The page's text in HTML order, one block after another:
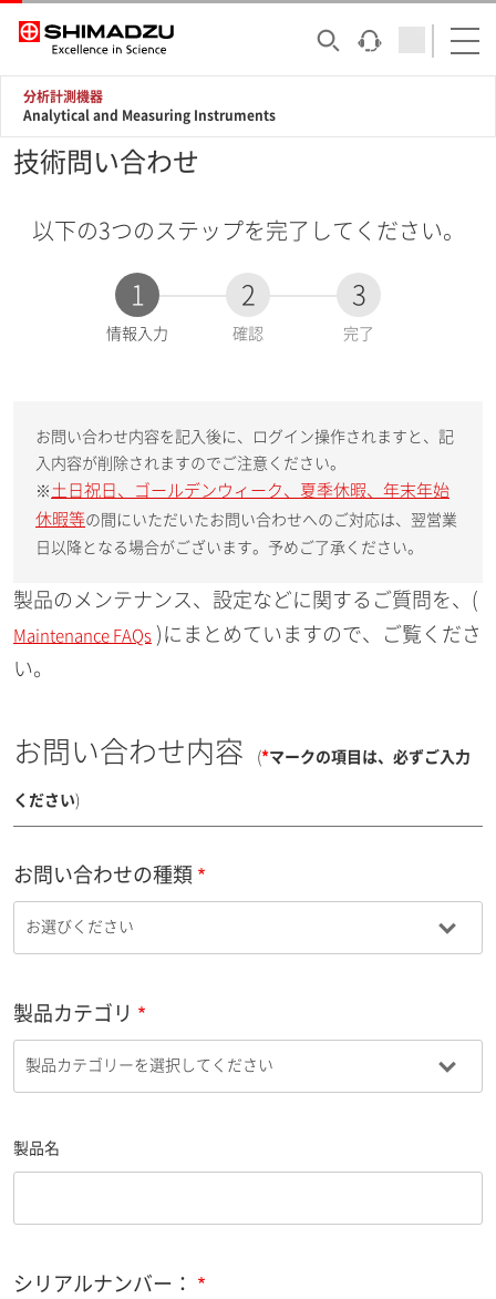
分析計測機器
Analytical and Measuring Instruments
技術問い合わせ
以下の3つのステップを完了してください。
1
現
情報入力
2
確認
3
完了
お問い合わせ内容を記入後に、ログイン操作されますと、記
入内容が削除されますのでご注意ください。
※ 土日祝日、ゴールデンウィーク、夏季休暇、年末年始
休暇等の間にいただいたお問い合わせへのご対応は、翌営業
日以降となる場合がございます。予めご了承ください。
製品のメンテナンス、設定などに関するご質問を、(
Maintenance FAQs )にまとめていますので、ご覧くださ
い。
お問い合わせ内容 (*マークの項目は、必ずご入力
ください)
お問い合わせの種類
製品カテゴリ
製品名
シリアルナンバー：